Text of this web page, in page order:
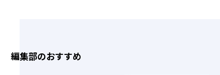
編集部のおすすめ